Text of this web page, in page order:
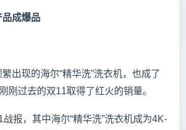
品成爆品
出现的海尔“精华洗”洗衣机，也成了
刚过去的双11取得了红火的销量。
报，其中海尔“精华洗”洗衣机成为4K-